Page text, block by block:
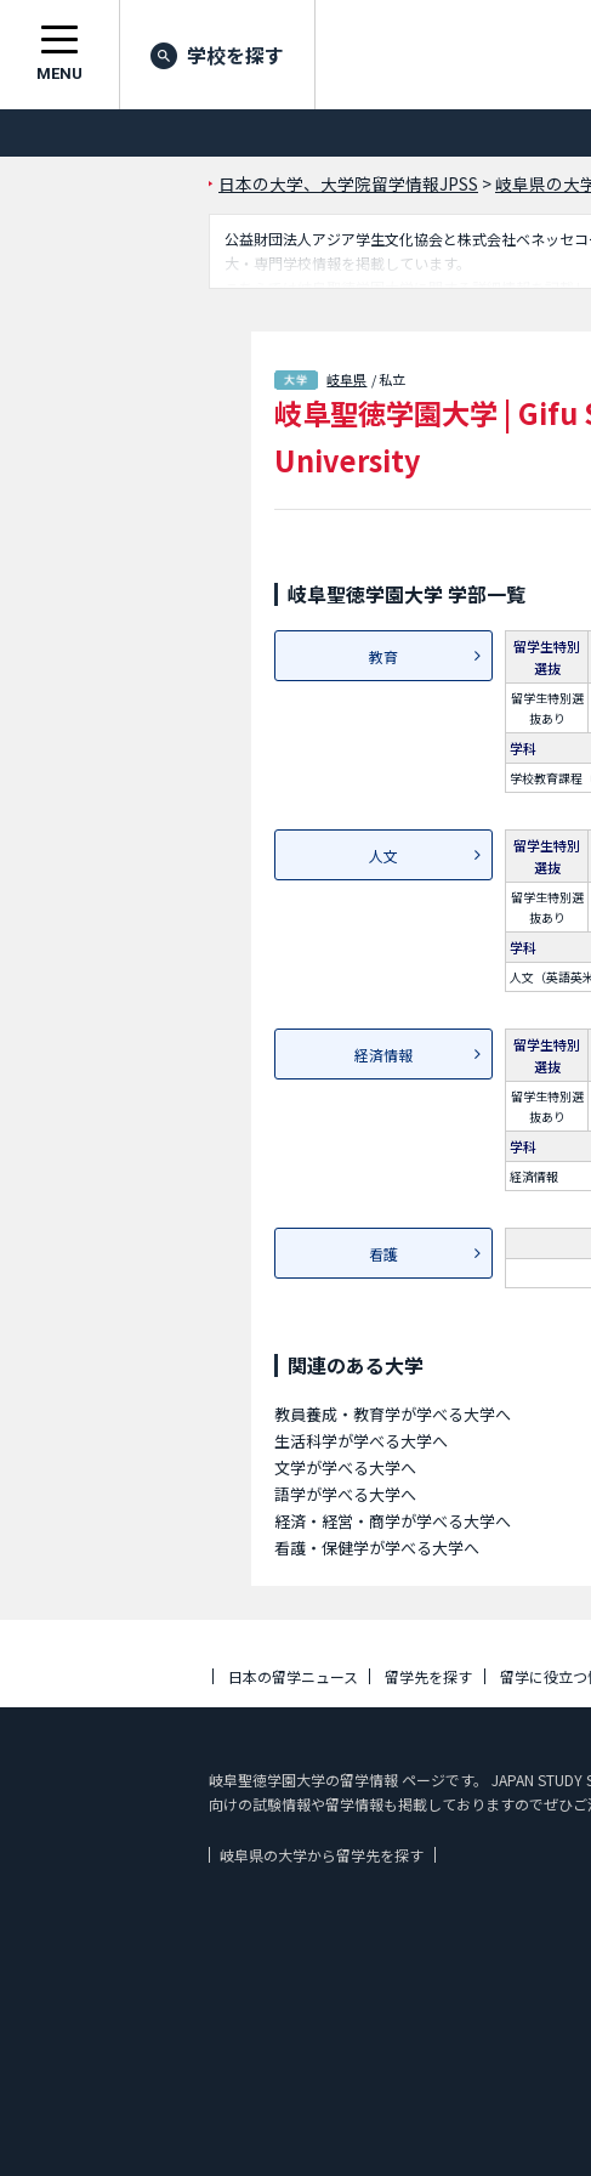
MENU
学校を探す
日本の大学、大学院留学情報JPSS >岐阜県の大
公益財団法人アジア学生文化協会と株式会社ベネッセ
大・専門学校情報を掲載しています。
こちらでは岐阜聖徳学園大学に関する詳細情報を記載
岐阜県 / 私立
岐阜聖徳学園大学 | Gifu
University
岐阜聖徳学園大学 学部一覧
教育
留学生特別
選抜
留学生特別選
抜あり
学科
学校教育課程
人文
留学生特別
選抜
留学生特別選
抜あり
学科
人文（英語英
経済情報
留学生特別
選抜
留学生特別選
抜あり
学科
経済情報
看護
関連のある大学
教員養成・教育学が学べる大学へ
生活科学が学べる大学へ
文学が学べる大学へ
語学が学べる大学へ
経済・経営・商学が学べる大学へ
看護・保健学が学べる大学へ
日本の留学ニュース 留学先を探す 留学に役立
岐阜聖徳学園大学の留学情報 ページです。 JAPAN
向けの試験情報や留学情報も掲載しておりますのでぜひご
岐阜県の大学から留学先を探す